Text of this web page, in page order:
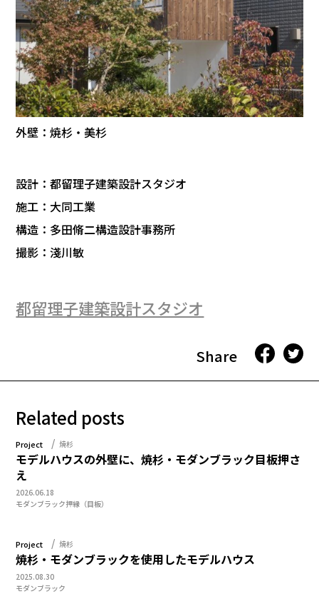
外壁：焼杉・美杉
設計：都留理子建築設計スタジオ
施工：大同工業
構造：多田脩二構造設計事務所
撮影：淺川敏
都留理子建築設計スタジオ
Share
Related posts
Project 焼杉
モデルハウスの外壁に、焼杉・モダンブラック目板押さ
え
2026.06.18
モダンブラック押縁（目板）
Project 焼杉
焼杉・モダンブラックを使用したモデルハウス
2025.08.30
モダンブラック